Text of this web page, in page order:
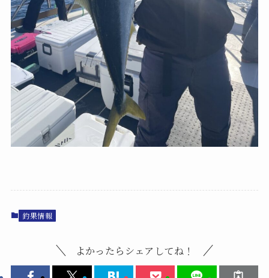
釣果情報
よかったらシェアしてね！